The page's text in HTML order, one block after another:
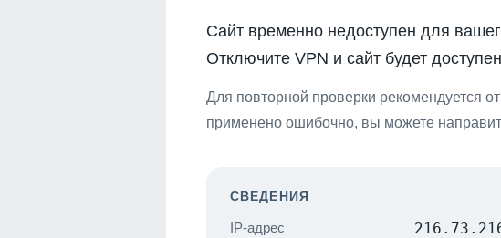
Сайт временно недоступен для
Отключите VPN и сайт будет
Для повторной проверки рекомендуется
применено ошибочно, вы можете
СВЕДЕНИЯ
IP-адрес